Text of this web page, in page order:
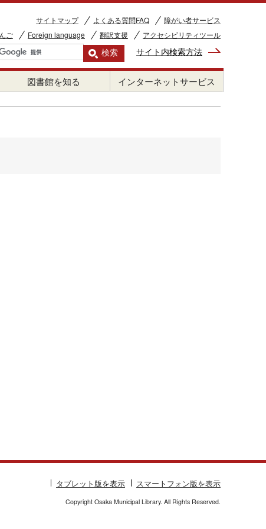
サイトマップ よくある質問FAQ
障がい者サービス
ご
Foreign language 翻訳支援 アクセシビリティツール
サイト内検索方法
図書館を知る インターネットサービス
タブレット版を表示 スマートフォン版を表示
Copyright Osaka Municipal Library. All Rights Reserved.